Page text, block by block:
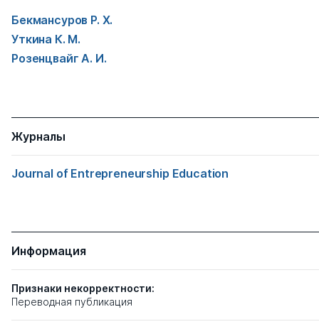
Бекмансуров Р. Х.
Уткина К. М.
Розенцвайг А. И.
Журналы
Journal of Entrepreneurship Education
Информация
Признаки некорректности:
Переводная публикация